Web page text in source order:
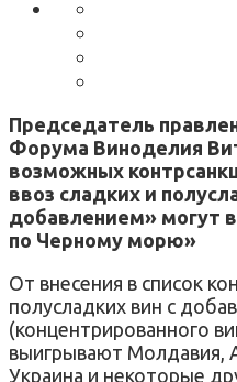
Председатель
Форума Виноделия
возможных
ввоз сладких и
добавлением» могут
по Черному морю»
От внесения в список
полусладких вин с
(концентрированного
выигрывают Молдавия,
Украина и некоторые